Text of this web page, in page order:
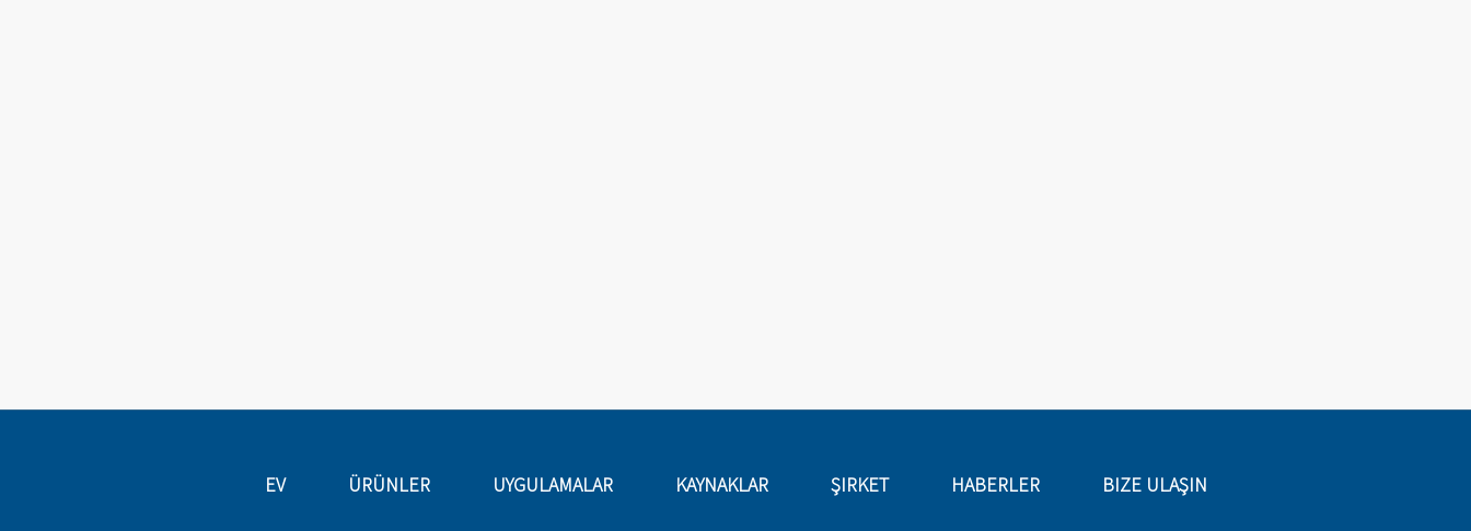
EV ÜRÜNLER UYGULAMALAR KAYNAKLAR ŞIRKET HABERLER BIZE ULAŞIN